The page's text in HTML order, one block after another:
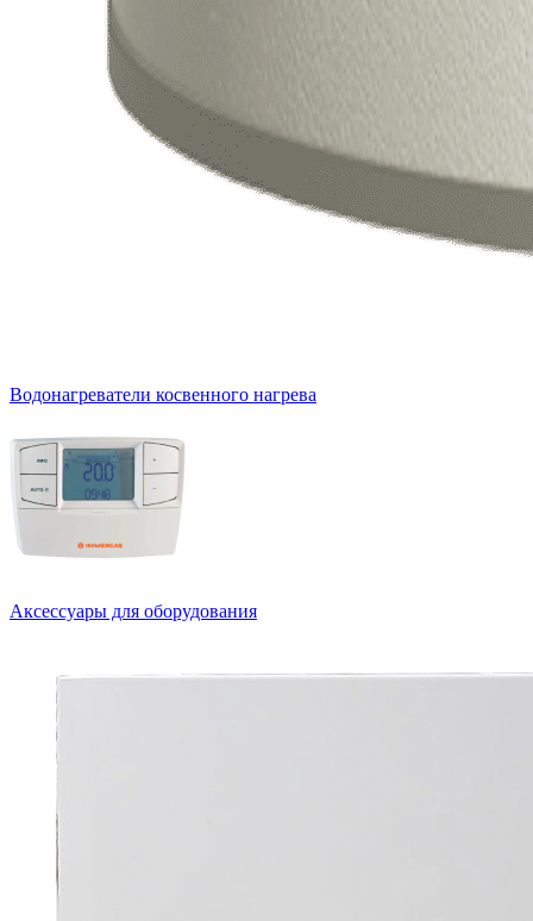
Водонагреватели косвенного нагрева
Аксессуары для оборудования